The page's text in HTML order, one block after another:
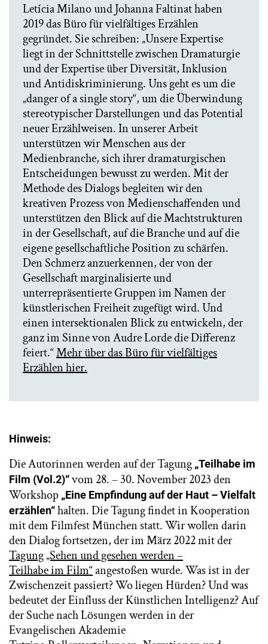
Letícia Milano und Johanna Faltinat haben
2019 das Büro für vielfältiges Erzählen
gegründet. Sie schreiben: „Unsere Expertise
liegt in der Schnittstelle zwischen Dramaturgie
und der Expertise über Diversität, Inklusion
und Antidiskriminierung. Uns geht es um die
„danger of a single story“, um die Überwindung
stereotypischer Darstellungen und das Potential
neuer Erzählweisen. In unserer Arbeit
unterstützen wir Menschen aus der
Medienbranche, sich ihrer dramaturgischen
Entscheidungen bewusst zu werden. Mit der
Methode des Dialogs begleiten wir den
kreativen Prozess von Medienschaffenden und
unterstützen den Blick auf die Machtstrukturen
in der Gesellschaft, auf die Branche und auf die
eigene gesellschaftliche Position zu schärfen.
Den Schmerz anzuerkennen, der von der
Gesellschaft marginalisierte und
unterrepräsentierte Gruppen im Namen der
künstlerischen Freiheit zugefügt wird. Und
einen intersektionalen Blick zu entwickeln, der
ganz im Sinne von Audre Lorde die Differenz
feiert.“Mehr über das Büro für vielfältiges
Erzählen hier.
Hinweis:
Die Autorinnen werden auf der Tagung „Teilhabe im
Film (Vol.2)“vom 28. – 30. November 2023 den
Workshop „Eine Empfindung auf der Haut – Vielfalt
erzählen“halten. Die Tagung findet in Kooperation
mit dem Filmfest München statt. Wir wollen darin
den Dialog fortsetzen, der im März 2022 mit der
Tagung „Sehen und gesehen werden –
Teilhabe im Film“angestoßen wurde. Was ist in der
Zwischenzeit passiert? Wo liegen Hürden? Und was
bedeutet der Einfluss der Künstlichen Intelligenz? Auf
der Suche nach Lösungen werden in der
Evangelischen Akademie